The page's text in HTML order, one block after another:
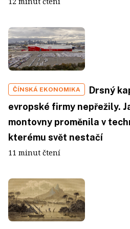
ČÍNSKÁ EKONOMIKA
Drsný
evropské firmy nepřežily.
montovny proměnila v
kterému svět nestačí
11 minut čtení